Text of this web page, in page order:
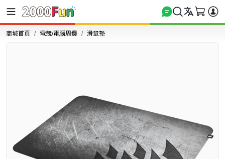
商城首頁 電競/電腦周邊 滑鼠墊